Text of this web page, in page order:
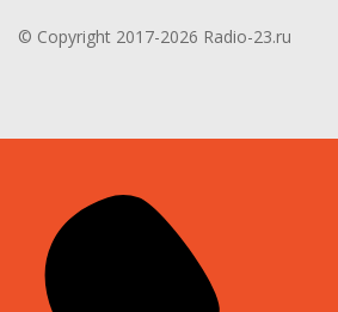
© Copyright 2017-2026 Radio-23.ru